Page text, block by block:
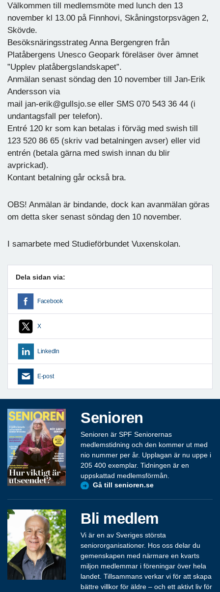
Välkommen till medlemsmöte med lunch den 13
november kl 13.00 på Finnhovi, Skåningstorpsvägen 2,
Skövde.
Besöksnäringsstrateg Anna Bergengren från
Platåbergens Unesco Geopark föreläser över ämnet
”Upplev platåbergslandskapet”.
Anmälan senast söndag den 10 november till Jan-Erik
Andersson via
mail jan-erik@gullsjo.se eller SMS 070 543 36 44 (i
undantagsfall per telefon).
Entré 120 kr som kan betalas i förväg med swish till
123 520 86 65 (skriv vad betalningen avser) eller vid
entrén (betala gärna med swish innan du blir
avprickad).
Kontant betalning går också bra.
OBS! Anmälan är bindande, dock kan avanmälan göras
om detta sker senast söndag den 10 november.
I samarbete med Studieförbundet Vuxenskolan.
Dela sidan via:
Facebook
X
LinkedIn
E-post
Senioren
Senioren är SPF Seniorernas
medlemstidning och den kommer ut med
nio nummer per år. Upplagan är nu uppe i
205 400 exemplar. Tidningen är en
uppskattad medlemsförmån.
Gå till senioren.se
Bli medlem
Vi är en av Sveriges största
seniororganisationer. Hos oss delar du
gemenskapen med närmare en kvarts
miljon medlemmar i föreningar över hela
landet. Tillsammans verkar vi för att skapa
bättre villkor för äldre – och ett aktivt liv för